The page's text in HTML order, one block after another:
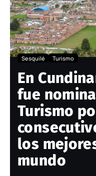
Sesquilé Turismo
En
fue
Turismo
los
mundo